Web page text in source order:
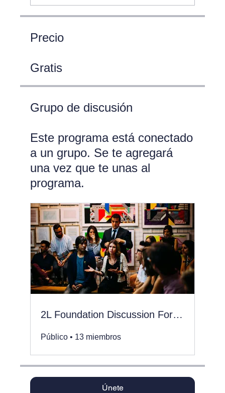
Precio
Gratis
Grupo de discusión
Este programa está conectado
a un grupo. Se te agregará
una vez que te unas al
programa.
2L Foundation Discussion Forum
Público• 13 miembros
Únete